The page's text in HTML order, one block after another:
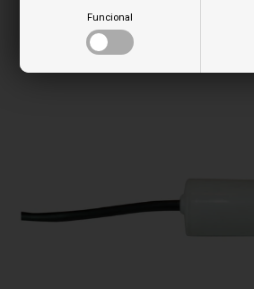
Funcional